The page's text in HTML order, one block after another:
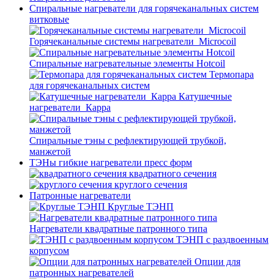
Спиральные нагреватели для горячеканальных систем
витковые
Горячеканальные системы нагреватели_Microcoil
Спиральные нагревательные элементы Hotcoil
Термопара
для горячеканальных систем
Катушечные
нагреватели_Карра
Спиральные тэны с рефлектирующей трубкой,
манжетой
ТЭНы гибкие нагреватели пресс форм
квадратного сечения
круглого сечения
Патронные нагреватели
Круглые ТЭНП
Нагреватели квадратные патронного типа
ТЭНП с раздвоенным
корпусом
Опции для
патронных нагревателей